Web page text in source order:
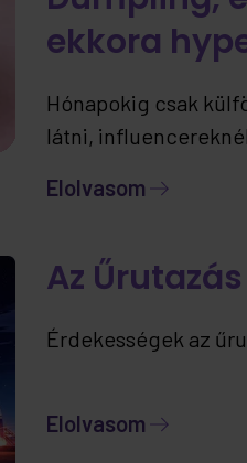
ekkora
Hónapokig csak
látni,
elérhető – ráadásul
Elolvasom
Az
Érdekességek az
Elolvasom